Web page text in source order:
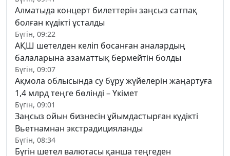
Алматыда концерт билеттерін заңсыз сатпақ
болған күдікті ұсталды
Бүгін, 09:22
АҚШ шетелден келіп босанған аналардың
балаларына азаматтық бермейтін болды
Бүгін, 09:07
Ақмола облысында су бұру жүйелерін жаңартуға
1,4 млрд теңге бөлінді – Үкімет
Бүгін, 09:01
Заңсыз ойын бизнесін ұйымдастырған күдікті
Вьетнамнан экстрадицияланды
Бүгін, 08:34
Бүгін шетел валютасы қанша теңгеден